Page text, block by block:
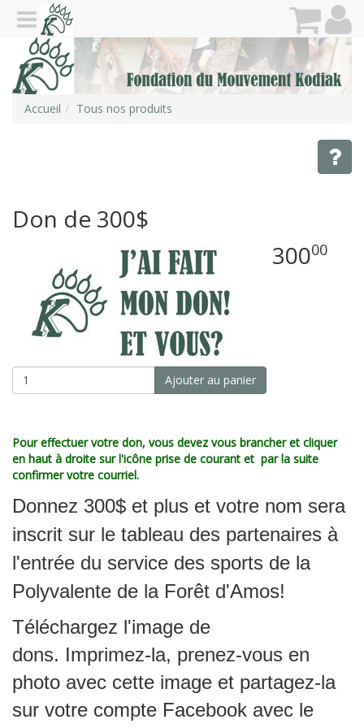
Accueil Tous nos produits
Don de 300$
30000
Ajouter au panier
Pour effectuer votre don, vous devez vous brancher et cliquer
en haut à droite sur l'icône prise de courant et par la suite
confirmer votre courriel.
Donnez 300$ et plus et votre nom sera
inscrit sur le tableau des partenaires à
l'entrée du service des sports de la
Polyvalente de la Forêt d'Amos!
Téléchargez l'image de
dons. Imprimez-la, prenez-vous en
photo avec cette image et partagez-la
sur votre compte Facebook avec le